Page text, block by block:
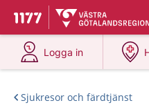
Till startsidan för 1177
Du har valt region
Logga in
på 1177.se
Sjukresor och färdtjänst